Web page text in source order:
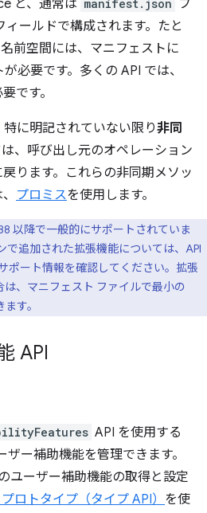
と、通常は manifest.json フ
ールドで構成されます。たと
名前空間には、マニフェストに
必要です。多くの API では、
です。
に明記されていない限り非同
、呼び出し元のオペレーション
ります。これらの非同期メソッ
プロミスを使用します。
以降で一般的にサポートされていま
で追加された拡張機能については、API
ポート情報を確認してください。拡張
、マニフェスト ファイルで最小の
す。
API
API を使用する
ザー補助機能を管理できます。
ユーザー補助機能の取得と設定
ロトタイプ（タイプ API） を使